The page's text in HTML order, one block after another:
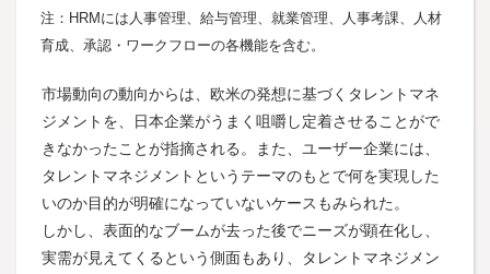
注：HRMには人事管理、給与管理、就業管理、人事考課、人材
育成、承認・ワークフローの各機能を含む。
市場動向の動向からは、欧米の発想に基づくタレントマネ
ジメントを、日本企業がうまく咀嚼し定着させることがで
きなかったことが指摘される。また、ユーザー企業には、
タレントマネジメントというテーマのもとで何を実現した
いのか目的が明確になっていないケースもみられた。
しかし、表面的なブームが去った後でニーズが顕在化し、
実需が見えてくるという側面もあり、タレントマネジメン